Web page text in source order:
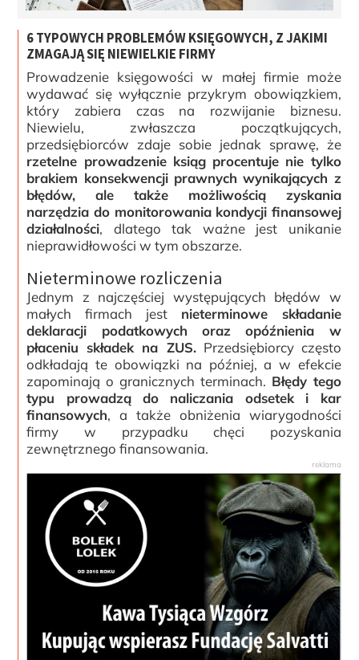
6 TYPOWYCH PROBLEMÓW KSIĘGOWYCH, Z JAKIMI
ZMAGAJĄ SIĘ NIEWIELKIE FIRMY
Prowadzenie księgowości w małej firmie może
wydawać się wyłącznie przykrym obowiązkiem,
który zabiera czas na rozwijanie biznesu.
Niewielu, zwłaszcza początkujących,
przedsiębiorców zdaje sobie jednak sprawę, że
rzetelne prowadzenie ksiąg procentuje nie tylko
brakiem konsekwencji prawnych wynikających z
błędów, ale także możliwością zyskania
narzędzia do monitorowania kondycji finansowej
działalności, dlatego tak ważne jest unikanie
nieprawidłowości w tym obszarze.
Nieterminowe rozliczenia
Jednym z najczęściej występujących błędów w
małych firmach jest nieterminowe składanie
deklaracji podatkowych oraz opóźnienia w
płaceniu składek na ZUS.Przedsiębiorcy często
odkładają te obowiązki na później, a w efekcie
zapominają o granicznych terminach. Błędy tego
typu prowadzą do naliczania odsetek i kar
finansowych, a także obniżenia wiarygodności
firmy w przypadku chęci pozyskania
zewnętrznego finansowania.